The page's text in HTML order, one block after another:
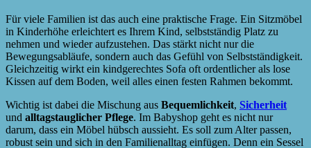
Für viele Familien ist das auch eine praktische Frage. Ein Sitzmöbel
in Kinderhöhe erleichtert es Ihrem Kind, selbstständig Platz zu
nehmen und wieder aufzustehen. Das stärkt nicht nur die
Bewegungsabläufe, sondern auch das Gefühl von Selbstständigkeit.
Gleichzeitig wirkt ein kindgerechtes Sofa oft ordentlicher als lose
Kissen auf dem Boden, weil alles einen festen Rahmen bekommt.
Wichtig ist dabei die Mischung aus Bequemlichkeit, Sicherheit
und alltagstauglicher Pflege. Im Babyshop geht es nicht nur
darum, dass ein Möbel hübsch aussieht. Es soll zum Alter passen,
robust sein und sich in den Familienalltag einfügen. Denn ein Sessel